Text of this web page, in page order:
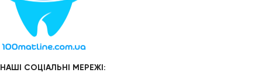
НАШІ СОЦІАЛЬНІ МЕРЕЖІ: